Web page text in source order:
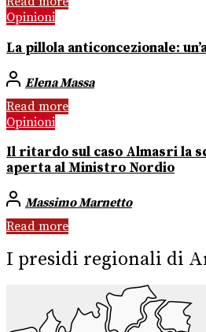
Opinioni
La pillola anticoncezionale:
Elena Massa
Read more
Opinioni
Il ritardo sul caso Almasri la
aperta al Ministro Nordio
Massimo Marnetto
Read more
I presidi regionali di